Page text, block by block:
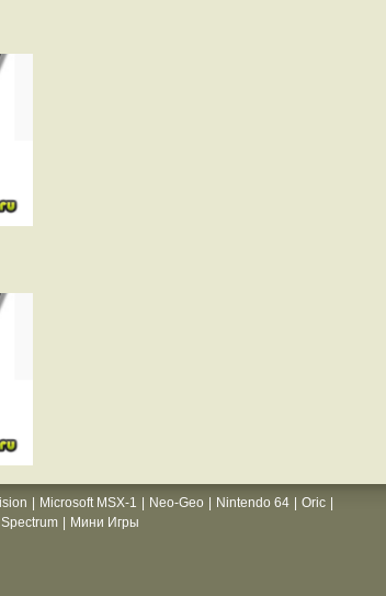
Microsoft MSX-1 Neo-Geo Nintendo 64 Oric
Мини Игры